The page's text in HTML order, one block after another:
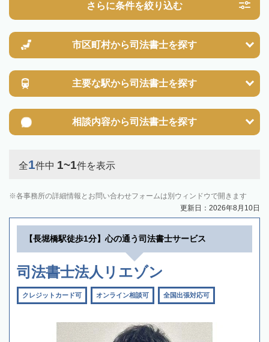
さらに条件を絞り込む
市区町村から司法書士を探す
主要な駅から司法書士を探す
相談内容から司法書士を探す
全1件中 1~1件を表示
各事務所の詳細情報とお問い合わせフォームは別ウィンドウで開きます
更新日：2026年8月10日
【長堀橋駅徒歩1分】心の通う司法書士サービス
司法書士法人リエゾン
クレジットカード可 オンライン相談可 全国出張対応可